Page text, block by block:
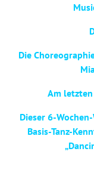
Die
Am
Dieser 6-
Basis-Tanz-